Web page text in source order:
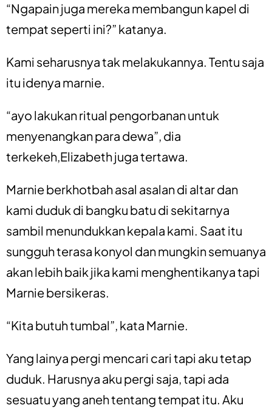
“Ngapain juga mereka membangun kapel di
tempat seperti ini?” katanya.
Kami seharusnya tak melakukannya. Tentu saja
itu idenya marnie.
“ayo lakukan ritual pengorbanan untuk
menyenangkan para dewa”, dia
terkekeh,Elizabeth juga tertawa.
Marnie berkhotbah asal asalan di altar dan
kami duduk di bangku batu di sekitarnya
sambil menundukkan kepala kami. Saat itu
sungguh terasa konyol dan mungkin semuanya
akan lebih baik jika kami menghentikanya tapi
Marnie bersikeras.
“Kita butuh tumbal”, kata Marnie.
Yang lainya pergi mencari cari tapi aku tetap
duduk. Harusnya aku pergi saja, tapi ada
sesuatu yang aneh tentang tempat itu. Aku